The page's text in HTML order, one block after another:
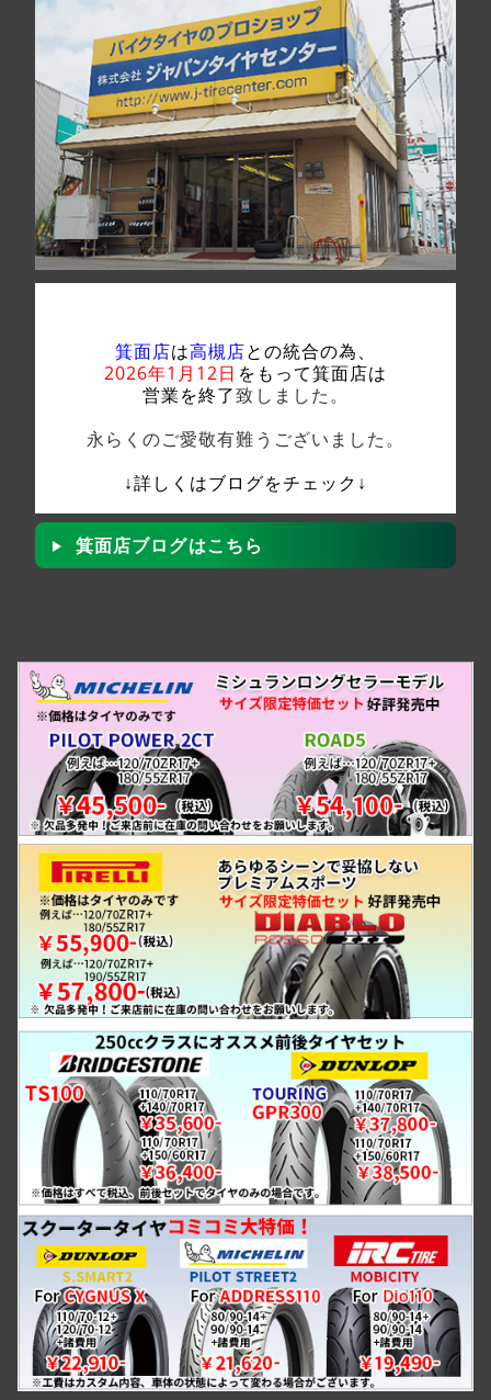
箕面店は高槻店との統合の為、
2026年1月12日 をもって箕面店は
営業を終了致しました。
永らくのご愛敬有難うございました。
↓詳しくはブログをチェック↓
箕面店ブログはこちら